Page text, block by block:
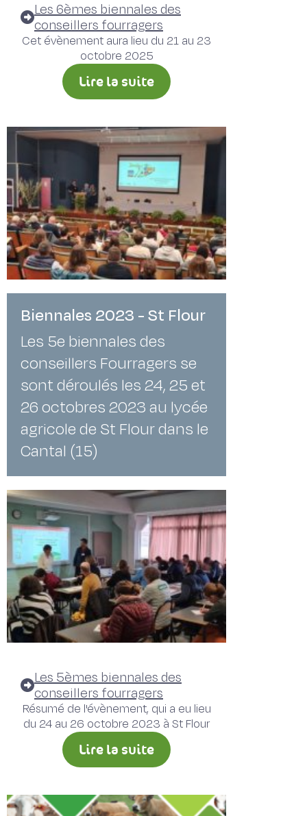
Les 6èmes biennales des
conseillers fourragers
Cet évènement aura lieu du 21 au 23
octobre 2025
Lire la suite
Biennales 2023 - St Flour
Les 5e biennales des
conseillers Fourragers se
sont déroulés les 24, 25 et
26 octobres 2023 au lycée
agricole de St Flour dans le
Cantal (15)
Les 5èmes biennales des
conseillers fourragers
Résumé de l'évènement, qui a eu lieu
du 24 au 26 octobre 2023 à St Flour
Lire la suite